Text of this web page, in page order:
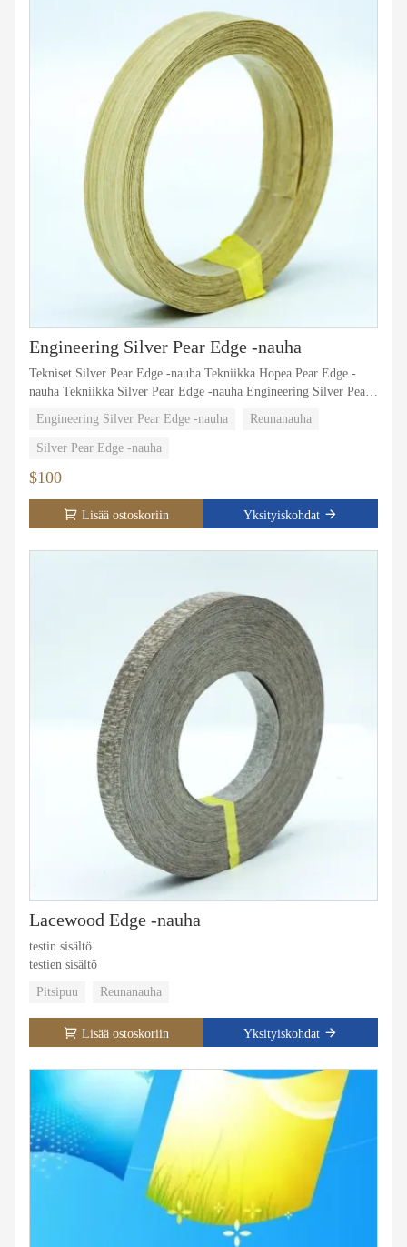
Engineering Silver Pear Edge -nauha
Tekniset Silver Pear Edge -nauha Tekniikka Hopea Pear Edge -
nauha Tekniikka Silver Pear Edge -nauha Engineering Silver Pear
Silver Pear Edge -nauha Engineering Silver Pear Edge -nauha
Engineering Silver Pear Edge -tekniikka Reunanauha Engineering
Engineering Silver Pear Edge -nauha Reunanauha
Silver Pear Edge -nauha
$100
Lisää ostoskoriin Yksityiskohdat
Lacewood Edge -nauha
testin sisältö
testien sisältö
Pitsipuu
Reunanauha
Lisää ostoskoriin Yksityiskohdat